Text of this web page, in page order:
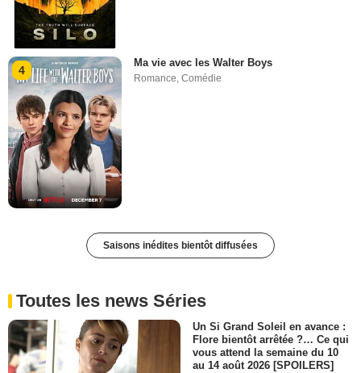
4
Ma vie avec les Walter Boys
Romance ,Comédie
Saisons inédites bientôt diffusées
Toutes les news Séries
Un Si Grand Soleil en avance :
Flore bientôt arrêtée ?… Ce qui
vous attend la semaine du 10
au 14 août 2026 [SPOILERS]